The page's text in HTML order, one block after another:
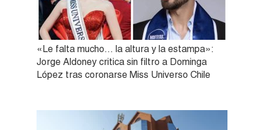
«Le falta mucho… la altura y la estampa»:
Jorge Aldoney critica sin filtro a Dominga
López tras coronarse Miss Universo Chile